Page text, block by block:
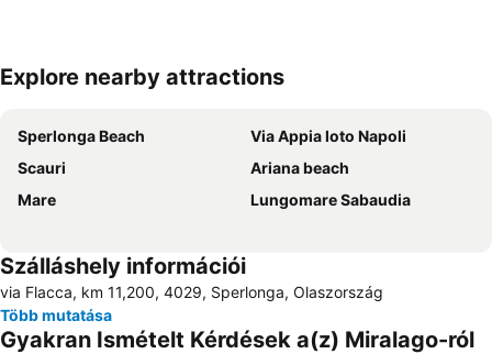
Nagy méretű térkép
Explore nearby attractions
Sperlonga Beach
Via Appia loto Napoli
Scauri
Ariana beach
Mare
Lungomare Sabaudia
Szálláshely információi
via Flacca, km 11,200, 4029, Sperlonga, Olaszország
Több mutatása
Gyakran Ismételt Kérdések a(z) Miralago-ról